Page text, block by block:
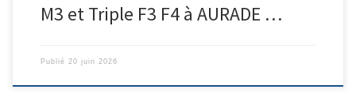
M3 et Triple F3 F4 à AURADE …
Publié 20 juin 2026